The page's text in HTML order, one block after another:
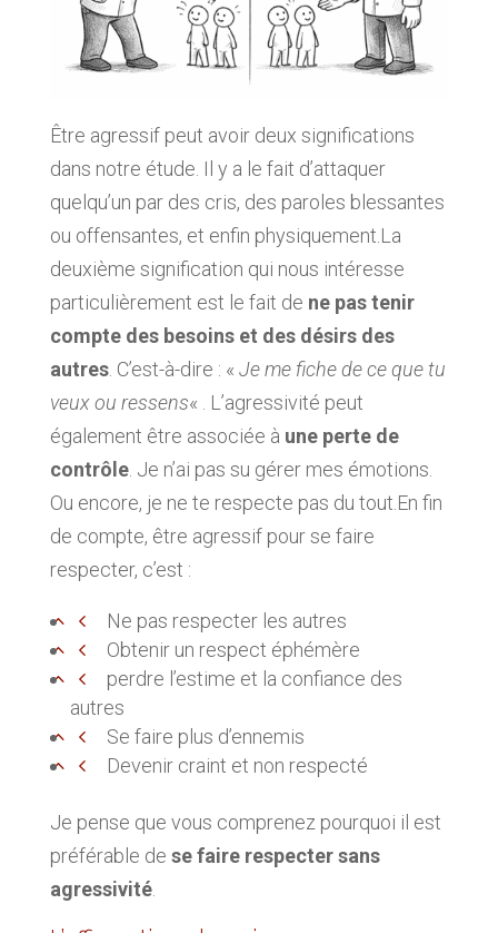
Être agressif peut avoir deux significations
dans notre étude. Il y a le fait d’attaquer
quelqu’un par des cris, des paroles blessantes
ou offensantes, et enfin physiquement.La
deuxième signification qui nous intéresse
particulièrement est le fait de ne pas tenir
compte des besoins et des désirs des
autres. C’est-à-dire : « Je me fiche de ce que tu
veux ou ressens« . L’agressivité peut
également être associée à une perte de
contrôle. Je n’ai pas su gérer mes émotions.
Ou encore, je ne te respecte pas du tout.En fin
de compte, être agressif pour se faire
respecter, c’est :
Ne pas respecter les autres
Obtenir un respect éphémère
perdre l’estime et la confiance des
autres
Se faire plus d’ennemis
Devenir craint et non respecté
Je pense que vous comprenez pourquoi il est
préférable de se faire respecter sans
agressivité.